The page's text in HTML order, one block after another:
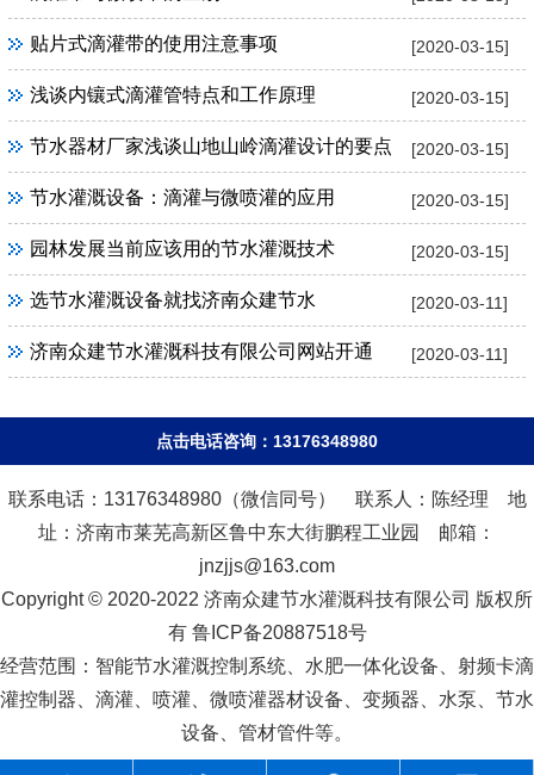
[2020-03-15]
贴片式滴灌带的使用注意事项
[2020-03-15]
浅谈内镶式滴灌管特点和工作原理
[2020-03-15]
节水器材厂家浅谈山地山岭滴灌设计的要点
[2020-03-15]
节水灌溉设备：滴灌与微喷灌的应用
[2020-03-15]
园林发展当前应该用的节水灌溉技术
[2020-03-11]
选节水灌溉设备就找济南众建节水
[2020-03-11]
济南众建节水灌溉科技有限公司网站开通
点击电话咨询：13176348980
联系电话：13176348980（微信同号） 联系人：陈经理 地
址：济南市莱芜高新区鲁中东大街鹏程工业园 邮箱：
jnzjjs@163.com
Copyright © 2020-2022 济南众建节水灌溉科技有限公司 版权所
有 鲁ICP备20887518号
经营范围：智能节水灌溉控制系统、水肥一体化设备、射频卡滴
灌控制器、滴灌、喷灌、微喷灌器材设备、变频器、水泵、节水
设备、管材管件等。